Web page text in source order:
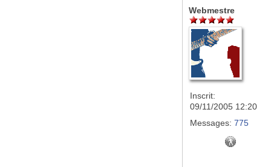
Webmestre
Inscrit:
09/11/2005 12:20
Messages: 775